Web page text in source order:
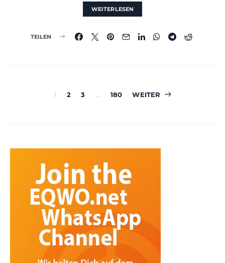
WEITERLESEN
TEILEN
1 2 3 … 180 WEITER